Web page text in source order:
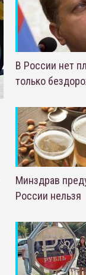
В России нет
только
Минздрав
России нельзя